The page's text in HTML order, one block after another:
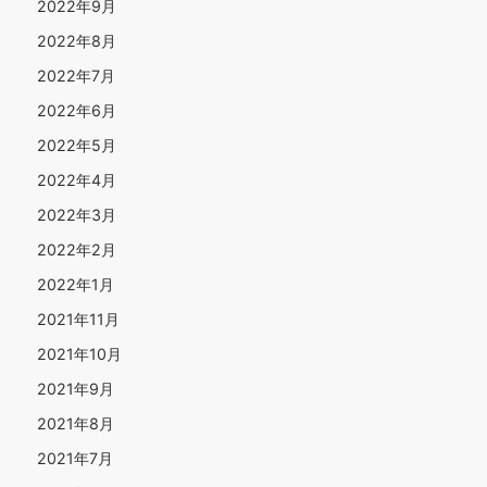
2022年9月
2022年8月
2022年7月
2022年6月
2022年5月
2022年4月
2022年3月
2022年2月
2022年1月
2021年11月
2021年10月
2021年9月
2021年8月
2021年7月